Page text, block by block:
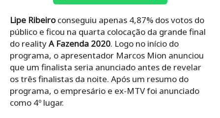
Lipe Ribeiroconseguiu apenas 4,87% dos votos do
público e ficou na quarta colocação da grande final
do realityA Fazenda 2020. Logo no início do
programa, o apresentador Marcos Mion anunciou
que um finalista seria anunciado antes de revelar
os três finalistas da noite. Após um resumo do
programa, o empresário e ex-MTV foi anunciado
como 4º lugar.